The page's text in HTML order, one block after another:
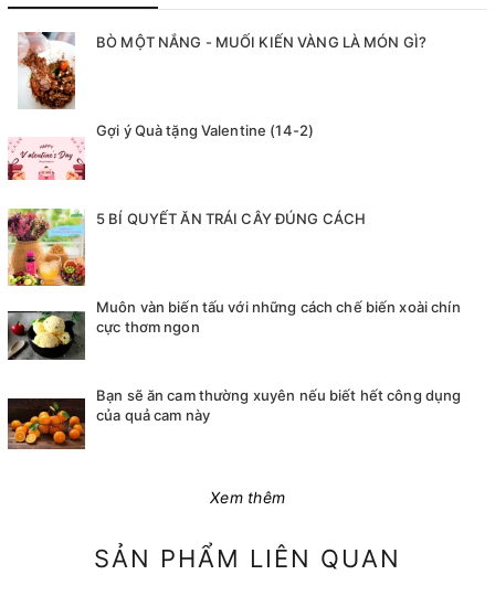
BÒ MỘT NẮNG - MUỐI KIẾN VÀNG LÀ MÓN GÌ?
Gợi ý Quà tặng Valentine (14-2)
5 BÍ QUYẾT ĂN TRÁI CÂY ĐÚNG CÁCH
Muôn vàn biến tấu với những cách chế biến xoài chín
cực thơm ngon
Bạn sẽ ăn cam thường xuyên nếu biết hết công dụng
của quả cam này
Xem thêm
SẢN PHẨM LIÊN QUAN